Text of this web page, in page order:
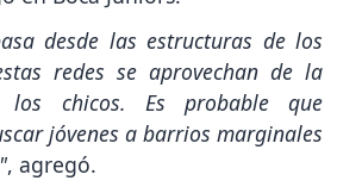
desde las estructuras de los
redes se aprovechan de la
los chicos. Es probable que
jóvenes a barrios marginales
, agregó.